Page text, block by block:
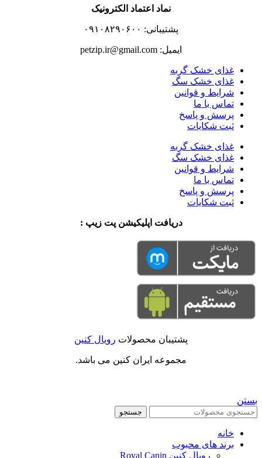
نماد اعتماد الکترونیک
پشتیبانی: ۰۹۱۰۸۲۹۰۶۰۰
ایمیل: petzip.ir@gmail.com
غذای خشک گربه
غذای خشک سگ
شرایط و قوانین
تماس با ما
پرسش و پاسخ
ثبت شکایات
غذای خشک گربه
غذای خشک سگ
شرایط و قوانین
تماس با ما
پرسش و پاسخ
ثبت شکایات
دریافت اپلیکیشن پت زیپ :
پشتیبان محصولات رویال کنین
مجموعه ایران کنین می باشد.
بستن
جستجو
خانه
برند های محبوب
رویال کنین Royal Canin